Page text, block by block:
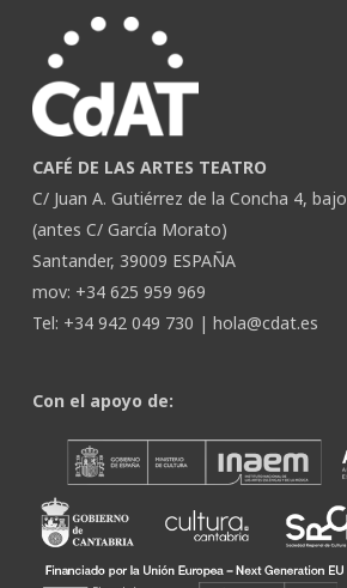
CAFÉ DE LAS ARTES TEATRO
C/ Juan A. Gutiérrez de la Concha 4, bajo
(antes C/ García Morato)
Santander, 39009 ESPAÑA
mov: +34 625 959 969
Tel: +34 942 049 730 | hola@cdat.es
Con el apoyo de: